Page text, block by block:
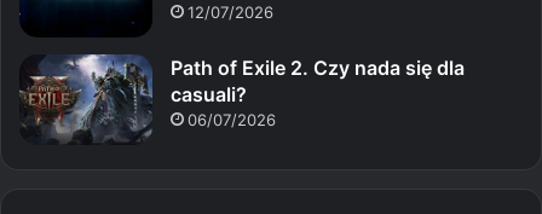
12/07/2026
Path of Exile 2. Czy nada się dla
casuali?
06/07/2026